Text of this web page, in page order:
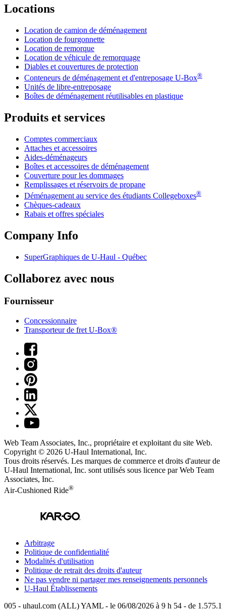
Locations
Location de camion de déménagement
Location de fourgonnette
Location de remorque
Location de véhicule de remorquage
Diables et couvertures de protection
Conteneurs de déménagement et d'entreposage U-Box®
Unités de libre-entreposage
Boîtes de déménagement réutilisables en plastique
Produits et services
Comptes commerciaux
Attaches et accessoires
Aides-déménageurs
Boîtes et accessoires de déménagement
Couverture pour les dommages
Remplissages et réservoirs de propane
Déménagement au service des étudiants Collegeboxes®
Chèques-cadeaux
Rabais et offres spéciales
Company Info
SuperGraphiques de U-Haul - Québec
Collaborez avec nous
Fournisseur
Concessionnaire
Transporteur de fret U-Box®
Web Team Associates, Inc., propriétaire et exploitant du site Web.
Copyright © 2026 U-Haul International, Inc.
Tous droits réservés. Les marques de commerce et droits d'auteur de
U-Haul International, Inc. sont utilisés sous licence par Web Team
Associates, Inc.
Air-Cushioned Ride®
Arbitrage
Politique de confidentialité
Modalités d'utilisation
Politique de retrait des droits d'auteur
Ne pas vendre ni partager mes renseignements personnels
U-Haul Établissements
005 - uhaul.com (ALL) YAML - le 06/08/2026 à 9 h 54 - de 1.575.1